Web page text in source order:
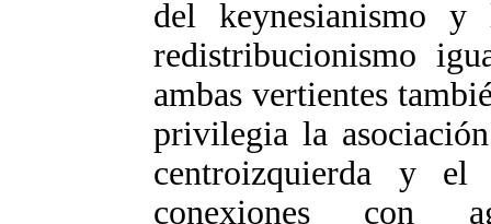
del keynesianismo
redistribucionismo
ambas vertientes
privilegia la
centroizquierda y el
conexiones con